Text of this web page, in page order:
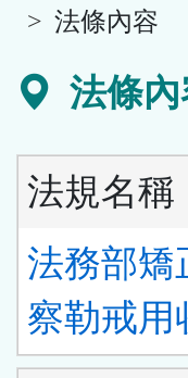
法條內容
法條
法規名稱
法務部矯
察勒戒用